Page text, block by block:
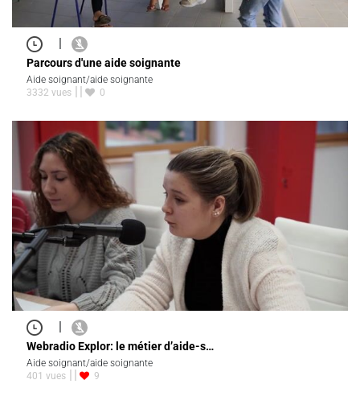
Parcours d'une aide soignante
Aide soignant/aide soignante
3332 vues
0
|
Webradio Explor: le métier d’aide-s…
Aide soignant/aide soignante
401 vues
9